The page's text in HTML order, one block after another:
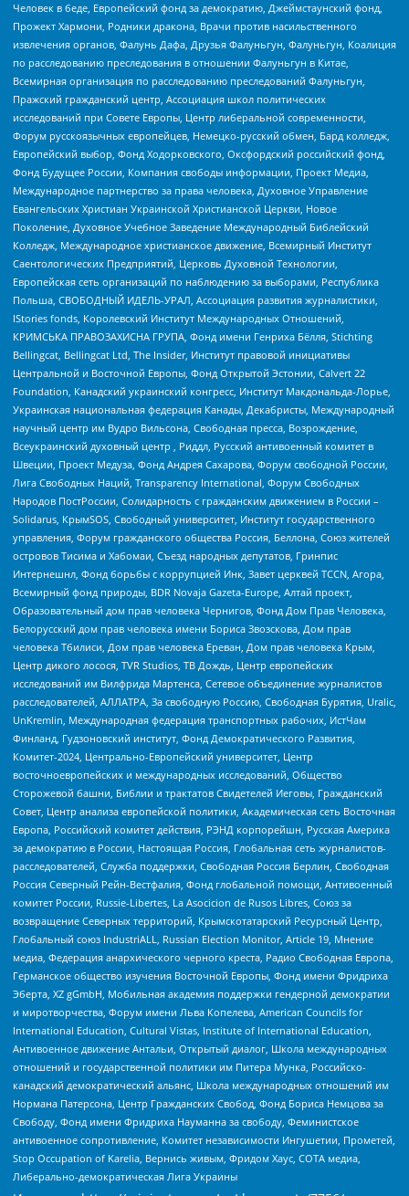
Человек в беде, Европейский фонд за демократию, Джеймстаунский фонд,
Прожект Хармони, Родники дракона, Врачи против насильственного
извлечения органов, Фалунь Дафа, Друзья Фалуньгун, Фалуньгун, Коалиция
по расследованию преследования в отношении Фалуньгун в Китае,
Всемирная организация по расследованию преследований Фалуньгун,
Пражский гражданский центр, Ассоциация школ политических
исследований при Совете Европы, Центр либеральной современности,
Форум русскоязычных европейцев, Немецко-русский обмен, Бард колледж,
Европейский выбор, Фонд Ходорковского, Оксфордский российский фонд,
Фонд Будущее России, Компания свободы информации, Проект Медиа,
Международное партнерство за права человека, Духовное Управление
Евангельских Христиан Украинской Христианской Церкви, Новое
Поколение, Духовное Учебное Заведение Международный Библейский
Колледж, Международное христианское движение, Всемирный Институт
Саентологических Предприятий, Церковь Духовной Технологии,
Европейская сеть организаций по наблюдению за выборами, Республика
Польша, СВОБОДНЫЙ ИДЕЛЬ-УРАЛ, Ассоциация развития журналистики,
IStories fonds, Королевский Институт Международных Отношений,
КРИМСЬКА ПРАВОЗАХИСНА ГРУПА, Фонд имени Генриха Бёлля, Stichting
Bellingcat, Bellingcat Ltd, The Insider, Институт правовой инициативы
Центральной и Восточной Европы, Фонд Открытой Эстонии, Calvert 22
Foundation, Канадский украинский конгресс, Институт Макдональда-Лорье,
Украинская национальная федерация Канады, Декабристы, Международный
научный центр им Вудро Вильсона, Свободная пресса, Возрождение,
Всеукраинский духовный центр , Риддл, Русский антивоенный комитет в
Швеции, Проект Медуза, Фонд Андрея Сахарова, Форум свободной России,
Лига Свободных Наций, Transparеncy International, Форум Свободных
Народов ПостРоссии, Солидарность с гражданским движением в России –
Solidarus, КрымSOS, Свободный университет, Институт государственного
управления, Форум гражданского общества Россия, Беллона, Союз жителей
островов Тисима и Хабомаи, Съезд народных депутатов, Гринпис
Интернешнл, Фонд борьбы с коррупцией Инк, Завет церквей TCCN, Агора,
Всемирный фонд природы, BDR Novaja Gazeta-Europe, Алтай проект,
Образовательный дом прав человека Чернигов, Фонд Дом Прав Человека,
Белорусский дом прав человека имени Бориса Звозскова, Дом прав
человека Тбилиси, Дом прав человека Ереван, Дом прав человека Крым,
Центр дикого лосося, TVR Studios, ТВ Дождь, Центр европейских
исследований им Вилфрида Мартенса, Сетевое объединение журналистов
расследователей, АЛЛАТРА, За свободную Россию, Свободная Бурятия, Uralic,
UnKremlin, Международная федерация транспортных рабочих, ИстЧам
Финланд, Гудзоновский институт, Фонд Демократического Развития,
Комитет-2024, Центрально-Европейский университет, Центр
восточноевропейских и международных исследований, Общество
Сторожевой башни, Библии и трактатов Свидетелей Иеговы, Гражданский
Совет, Центр анализа европейской политики, Академическая сеть Восточная
Европа, Российский комитет действия, РЭНД корпорейшн, Русская Америка
за демократию в России, Настоящая Россия, Глобальная сеть журналистов-
расследователей, Служба поддержки, Свободная Россия Берлин, Свободная
Россия Северный Рейн-Вестфалия, Фонд глобальной помощи, Антивоенный
комитет России, Russie-Libertes, La Asocicion de Rusos Libres, Союз за
возвращение Северных территорий, Крымскотатарский Ресурсный Центр,
Глобальный союз IndustriALL, Russian Election Monitor, Article 19, Мнение
медиа, Федерация анархического черного креста, Радио Свободная Европа,
Германское общество изучения Восточной Европы, Фонд имени Фридриха
Эберта, XZ gGmbH, Мобильная академия поддержки гендерной демократии
и миротворчества, Форум имени Льва Копелева, American Councils for
International Education, Cultural Vistas, Institute of International Education,
Антивоенное движение Антальи, Открытый диалог, Школа международных
отношений и государственной политики им Питера Мунка, Российско-
канадский демократический альянс, Школа международных отношений им
Нормана Патерсона, Центр Гражданских Свобод, Фонд Бориса Немцова за
Свободу, Фонд имени Фридриха Науманна за свободу, Феминистское
антивоенное сопротивление, Комитет независимости Ингушетии, Прометей,
Stop Occupation of Karelia, Вернись живым, Фридом Хаус, СОТА медиа,
Либерально-демократическая Лига Украины